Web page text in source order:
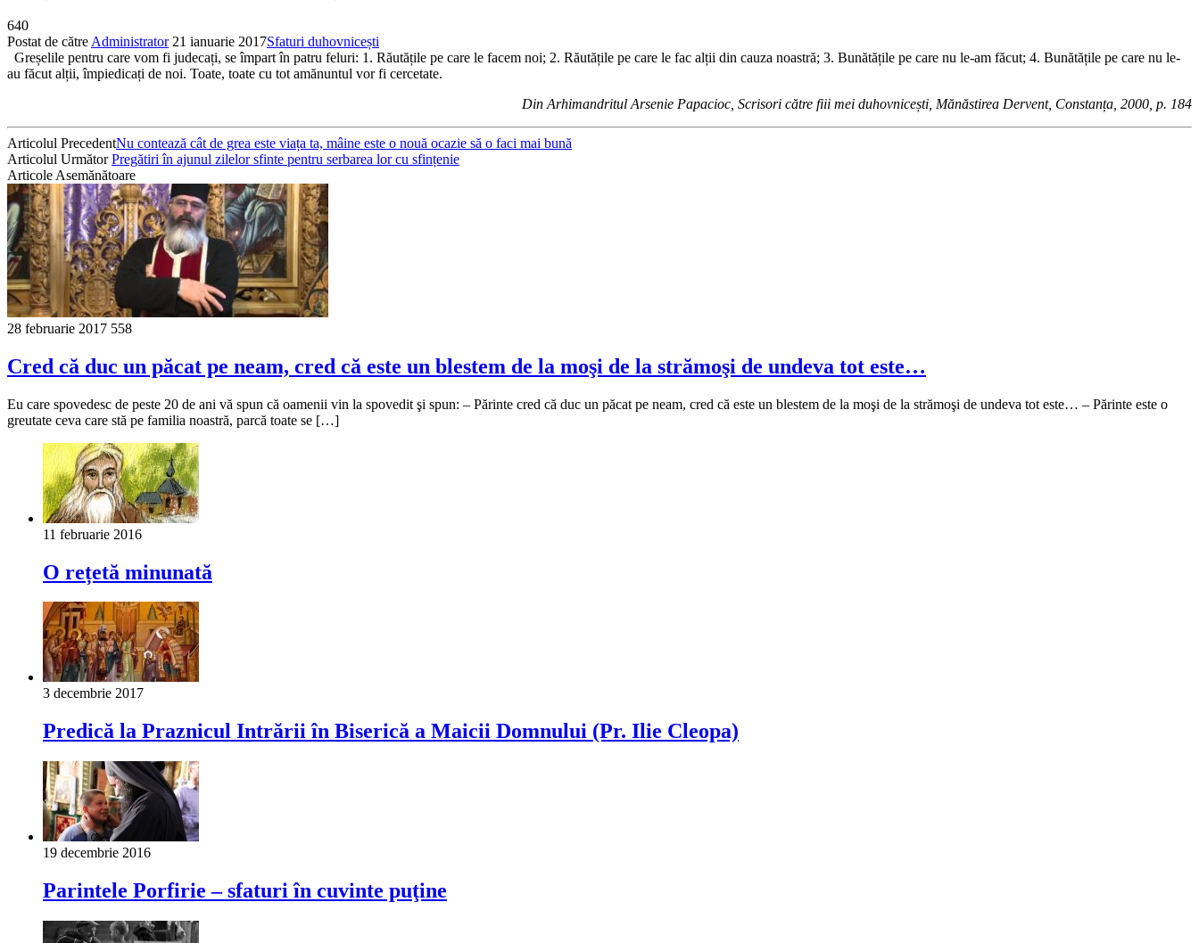
640
Postat de către Administrator 21 ianuarie 2017Sfaturi duhovnicești
Greșelile pentru care vom fi judecați, se împart în patru feluri: 1. Răutățile pe care le facem noi; 2. Răutățile pe care le fac alții din cauza noastră; 3. Bunătățile pe care nu le-am făcut; 4. Bunătățile pe care nu le-
au făcut alții, împiedicați de noi. Toate, toate cu tot amănuntul vor fi cercetate.
Din Arhimandritul Arsenie Papacioc, Scrisori către fiii mei duhovnicești, Mănăstirea Dervent, Constanța, 2000, p. 184
Articolul PrecedentNu contează cât de grea este viața ta, mâine este o nouă ocazie să o faci mai bună
Articolul UrmătorPregătiri în ajunul zilelor sfinte pentru serbarea lor cu sfințenie
Articole Asemănătoare
28 februarie 2017 558
Cred că duc un păcat pe neam, cred că este un blestem de la moşi de la strămoşi de undeva tot este…
Eu care spovedesc de peste 20 de ani vă spun că oamenii vin la spovedit şi spun: – Părinte cred că duc un păcat pe neam, cred că este un blestem de la moşi de la strămoşi de undeva tot este… – Părinte este o
greutate ceva care stă pe familia noastră, parcă toate se […]
11 februarie 2016
O rețetă minunată
3 decembrie 2017
Predică la Praznicul Intrării în Biserică a Maicii Domnului (Pr. Ilie Cleopa)
19 decembrie 2016
Parintele Porfirie – sfaturi în cuvinte puţine